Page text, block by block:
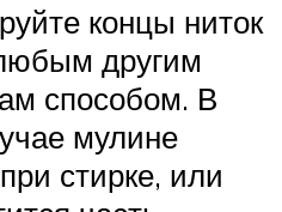
концы ниток
другим
способом. В
мулине
стирке, или